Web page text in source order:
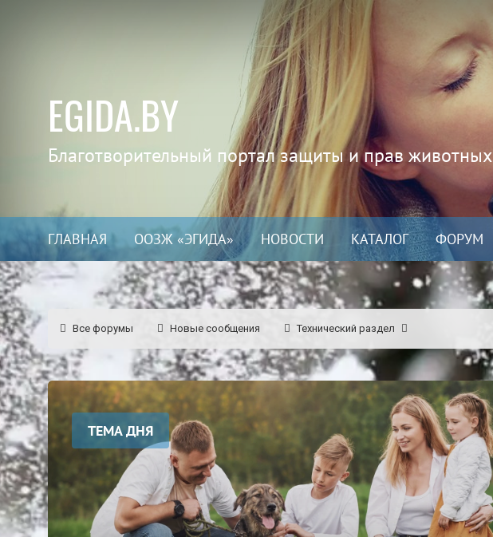
EGIDA.BY
Благотворительный портал защиты и прав животных
ГЛАВНАЯ ООЗЖ «ЭГИДА» НОВОСТИ КАТАЛОГ ФОРУМ
Все форумы Новые сообщения Технический раздел
ТЕМА ДНЯ